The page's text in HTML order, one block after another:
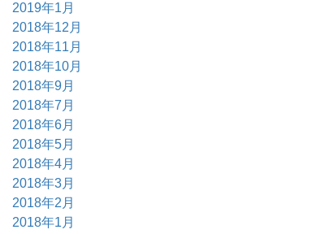
2019年1月
2018年12月
2018年11月
2018年10月
2018年9月
2018年7月
2018年6月
2018年5月
2018年4月
2018年3月
2018年2月
2018年1月